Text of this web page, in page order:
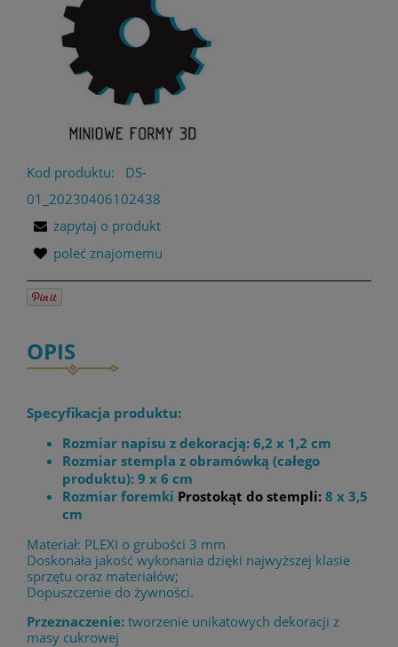
Kod produktu:
DS-
01_20230406102438
zapytaj o produkt
poleć znajomemu
OPIS
Specyfikacja produktu:
Rozmiar napisu z dekoracją: 6,2 x 1,2 cm
Rozmiar stempla z obramówką (całego
produktu): 9 x 6 cm
Rozmiar foremki Prostokąt do stempli: 8 x 3,5
cm
Materiał: PLEXI o grubości 3 mm
Doskonała jakość wykonania dzięki najwyższej klasie
sprzętu oraz materiałów;
Dopuszczenie do żywności.
Przeznaczenie: tworzenie unikatowych dekoracji z
masy cukrowej